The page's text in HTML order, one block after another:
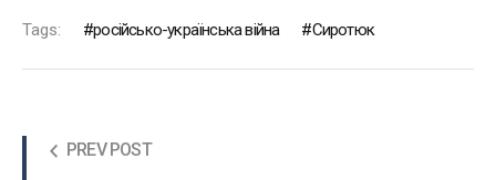
Tags: російсько-українська війна Сиротюк
PREV POST